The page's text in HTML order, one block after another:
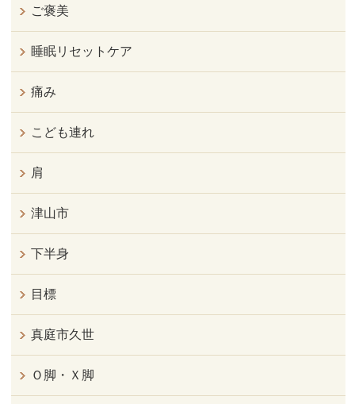
ご褒美
睡眠リセットケア
痛み
こども連れ
肩
津山市
下半身
目標
真庭市久世
Ｏ脚・Ｘ脚